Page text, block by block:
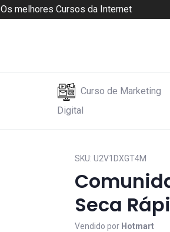
Os melhores Cursos da Internet
Curso de Marketing
Digital
SKU: U2V1DXGT4M
Seca
Vendido por Hotmart